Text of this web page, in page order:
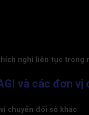
nghi liên tục trong
và các đơn
chuyển đổi số khác